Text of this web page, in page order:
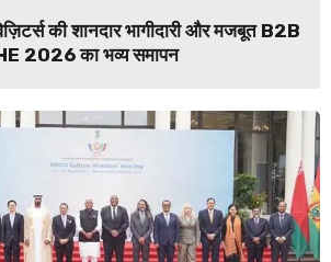
की शानदार भागीदारी और मजबूत B2B
2026 का भव्य समापन